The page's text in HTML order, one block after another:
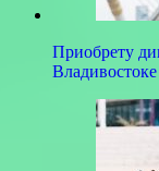
Приобрету
Владивостоке